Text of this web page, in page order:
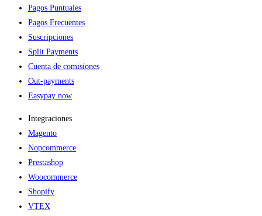
Pagos Puntuales
Pagos Frecuentes
Suscripciones
Split Payments
Cuenta de comisiones
Out-payments
Easypay now
Integraciones
Magento
Nopcommerce
Prestashop
Woocommerce
Shopify
VTEX